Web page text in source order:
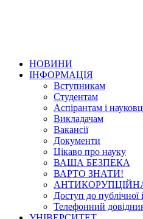
НОВИНИ
ІНФОРМАЦІЯ
Вступникам
Студентам
Аспірантам і
Викладачам
Вакансії
Документи
Цікаво про науку
ВАША БЕЗПЕКА
ВАРТО ЗНАТИ!
Доступ до публічної
Телефонний